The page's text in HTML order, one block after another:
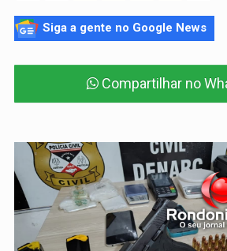
Siga a gente no Google News
Compartilhar no